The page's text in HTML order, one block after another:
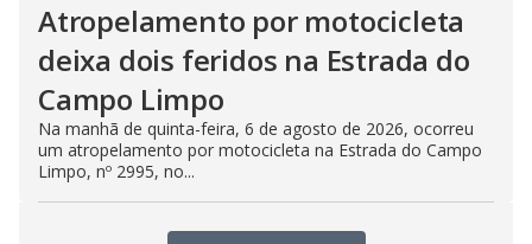
Atropelamento por motocicleta
deixa dois feridos na Estrada do
Campo Limpo
Na manhã de quinta-feira, 6 de agosto de 2026, ocorreu
um atropelamento por motocicleta na Estrada do Campo
Limpo, nº 2995, no...